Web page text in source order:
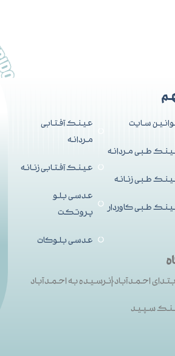
سایت
طبی مردانه
طبی زنانه
طبی کاوردار
عینک آفتابی
مردانه
عینک آفتابی زنانه
عدسی بلو
پروتکت
عدسی بلوکات
احمدآباد{نرسیده به احمدآباد
سپید